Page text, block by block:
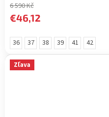
6 590 Kč
€46,12
36 37 38 39 41 42
Zľava